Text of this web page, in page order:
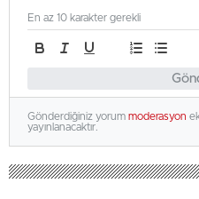
En az 10 karakter gerekli
Gönderdiğiniz yorum moderasyon
yayınlanacaktır.